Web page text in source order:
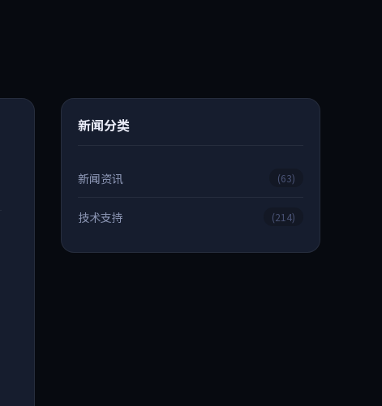
新闻分类
新闻资讯 (63)
技术支持 (214)